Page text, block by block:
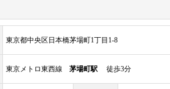
東京都中央区日本橋茅場町1丁目1-8
東京メトロ東西線 茅場町駅 徒歩3分